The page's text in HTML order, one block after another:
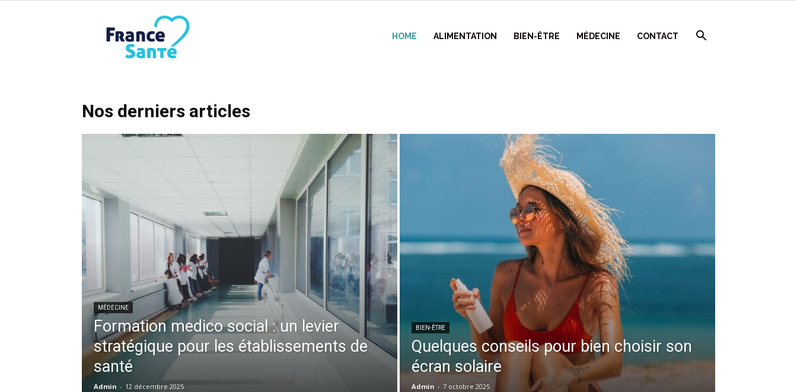
HOME ALIMENTATION BIEN-ÊTRE MÉDECINE CONTACT
Nos derniers articles
MÉDECINE
Formation medico social : un levier
stratégique pour les établissements de
santé
Admin - 12 décembre 2025
BIEN-ÊTRE
Quelques conseils pour bien choisir son
écran solaire
Admin - 7 octobre 2025